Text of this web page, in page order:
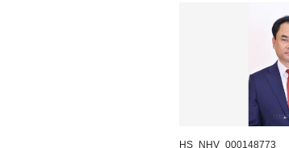
HS_NHV_000148773